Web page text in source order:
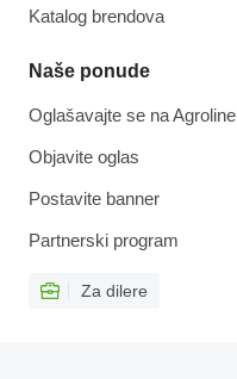
Katalog brendova
Naše ponude
Oglašavajte se na Agroline
Objavite oglas
Postavite banner
Partnerski program
Za dilere